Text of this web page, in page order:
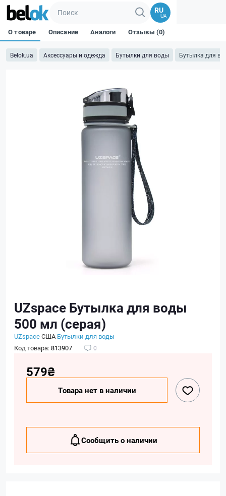
RU
UA
Belok.ua Аксессуары и одежда Бутылки для воды Бутылка для
О товаре Описание Аналоги Отзывы (0)
UZspace Бутылка для воды
500 мл (серая)
UZspaceСША Бутылки для воды
Код товара:813907 0
579₴
Товара нет в наличии
Сообщить о наличии